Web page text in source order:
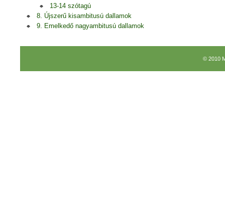
13-14 szótagú
8. Újszerű kisambitusú dallamok
9. Emelkedő nagyambitusú dallamok
© 2010